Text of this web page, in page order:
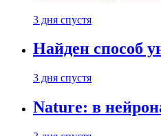
3 дня спустя
Найден способ
3 дня спустя
Nature: в